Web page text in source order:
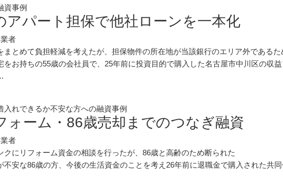
資事例
アパート担保で他社ローンを一本化
者
まとめて負担軽減を考えたが、担保物件の所在地が当該銀行のエリア外であるた
をお持ちの55歳の会社員で、25年前に投資目的で購入した名古屋市中川区の収
入れできるか不安な方への融資事例
ォーム・86歳売却までのつなぎ融資
者
クにリフォーム資金の相談を行ったが、86歳と高齢のため断られた
不安な86歳の方、今後の生活資金のことを考え26年前に退職金で購入された共